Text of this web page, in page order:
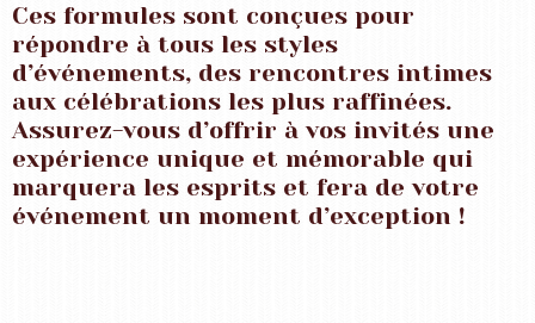
Ces formules sont conçues pour
répondre à tous les styles
d’événements, des rencontres intimes
aux célébrations les plus raffinées.
Assurez-vous d’offrir à vos invités une
expérience unique et mémorable qui
marquera les esprits et fera de votre
événement un moment d’exception !